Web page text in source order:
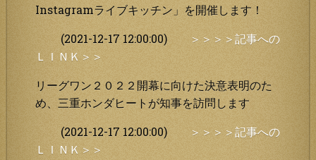
Instagramライブキッチン」を開催します！
(2021-12-17 12:00:00)
＞＞＞＞記事への
ＬＩＮＫ＞＞
リーグワン２０２２開幕に向けた決意表明のた
め、三重ホンダヒートが知事を訪問します
(2021-12-17 12:00:00)
＞＞＞＞記事への
ＬＩＮＫ＞＞